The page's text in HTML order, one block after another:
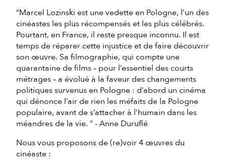
“Marcel Lozinski est une vedette en Pologne, l’un des
cinéastes les plus récompensés et les plus célébrés.
Pourtant, en France, il reste presque inconnu. Il est
temps de réparer cette injustice et de faire découvrir
son œuvre. Sa filmographie, qui compte une
quarantaine de films – pour l’essentiel des courts
métrages – a évolué à la faveur des changements
politiques survenus en Pologne : d’abord un cinéma
qui dénonce l’air de rien les méfaits de la Pologne
populaire, avant de s’attacher à l’humain dans les
méandres de la vie. ” - Anne Duruflé
Nous vous proposons de (re)voir 4 œuvres du
cinéaste :